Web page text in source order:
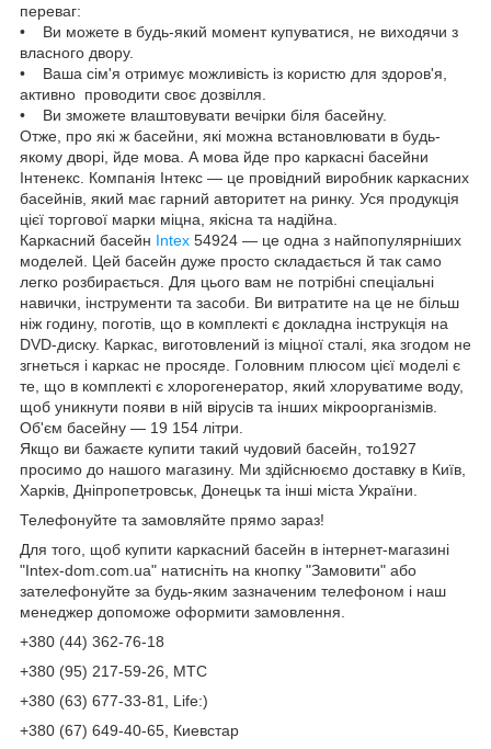
переваг:
• Ви можете в будь-який момент купуватися, не виходячи з
власного двору.
• Ваша сім'я отримує можливість із користю для здоров'я,
активно проводити своє дозвілля.
• Ви зможете влаштовувати вечірки біля басейну.
Отже, про які ж басейни, які можна встановлювати в будь-
якому дворі, йде мова. А мова йде про каркасні басейни
Інтенекс. Компанія Інтекс — це провідний виробник каркасних
басейнів, який має гарний авторитет на ринку. Уся продукція
цієї торгової марки міцна, якісна та надійна.
Каркасний басейн Intex 54924 — це одна з найпопулярніших
моделей. Цей басейн дуже просто складається й так само
легко розбирається. Для цього вам не потрібні спеціальні
навички, інструменти та засоби. Ви витратите на це не більш
ніж годину, поготів, що в комплекті є докладна інструкція на
DVD-диску. Каркас, виготовлений із міцної сталі, яка згодом не
згнеться і каркас не просяде. Головним плюсом цієї моделі є
те, що в комплекті є хлорогенератор, який хлоруватиме воду,
щоб уникнути появи в ній вірусів та інших мікроорганізмів.
Об'єм басейну — 19 154 літри.
Якщо ви бажаєте купити такий чудовий басейн, то1927
просимо до нашого магазину. Ми здійснюємо доставку в Київ,
Харків, Дніпропетровськ, Донецьк та інші міста України.
Телефонуйте та замовляйте прямо зараз!
Для того, щоб купити каркасний басейн в інтернет-магазині
"Intex-dom.com.ua" натисніть на кнопку "Замовити" або
зателефонуйте за будь-яким зазначеним телефоном і наш
менеджер допоможе оформити замовлення.
+380 (44) 362-76-18
+380 (95) 217-59-26, МТС
+380 (63) 677-33-81, Life:)
+380 (67) 649-40-65, Киевстар